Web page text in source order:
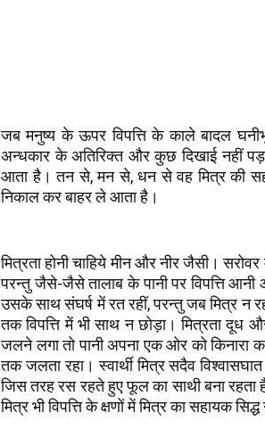
जब मनुष्य के ऊपर विपत्ति के काले बादल
अन्धकार के अतिरिक्त और कुछ दिखाई नहीं
आता है। तन से, मन से, धन से वह मित्र की
निकाल कर बाहर ले आता है।
मित्रता होनी चाहिये मीन और नीर जैसी।
परन्तु जैसे-जैसे तालाब के पानी पर विपत्ति
उसके साथ संघर्ष में रत रहीं, परन्तु जब मित्र न
तक विपत्ति में भी साथ न छोड़ा। मित्रता दूध
जलने लगा तो पानी अपना एक ओर को किनारा
तक जलता रहा। स्वार्थी मित्र सदैव
जिस तरह रस रहते हुए फूल का साथी बना रहता
मित्र भी विपत्ति के क्षणों में मित्र का सहायक सिद्ध